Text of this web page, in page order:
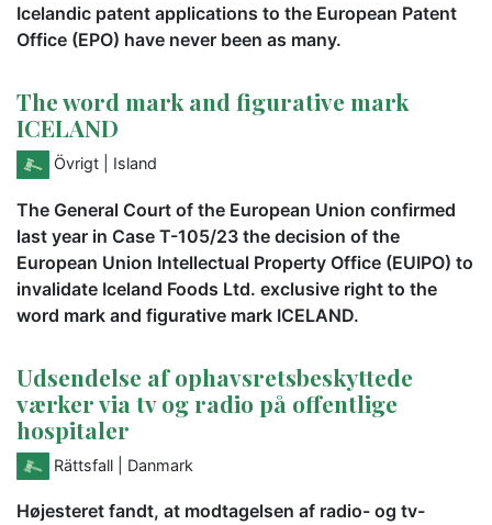
Icelandic patent applications to the European Patent
Office (EPO) have never been as many.
The word mark and figurative mark
ICELAND
Övrigt | Island
The General Court of the European Union confirmed
last year in Case T-105/23 the decision of the
European Union Intellectual Property Office (EUIPO) to
invalidate Iceland Foods Ltd. exclusive right to the
word mark and figurative mark ICELAND.
Udsendelse af ophavsretsbeskyttede
værker via tv og radio på offentlige
hospitaler
Rättsfall | Danmark
Højesteret fandt, at modtagelsen af radio- og tv-